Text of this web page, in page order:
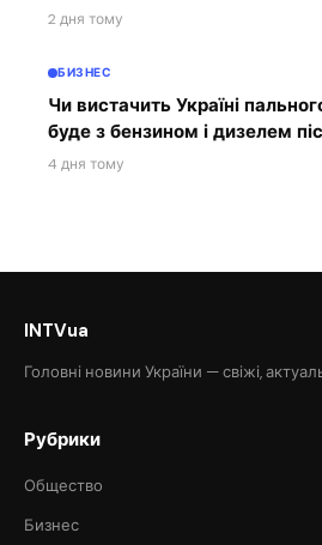
2 дня тому
БИЗНЕС
Чи вистачить Україні
буде з бензином і дизелем
4 дня тому
INTVua
Головні новини України — свіжі,
Рубрики
Общество
Бизнес